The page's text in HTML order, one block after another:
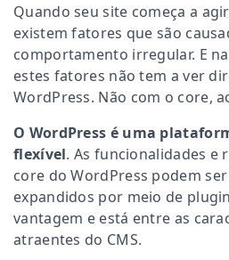
Quando seu site começa a
existem fatores que são
comportamento irregular. E
estes fatores não tem a ver
WordPress. Não com o core,
O WordPress é uma
flexível. As funcionalidades e
core do WordPress podem
expandidos por meio de
vantagem e está entre as
atraentes do CMS.